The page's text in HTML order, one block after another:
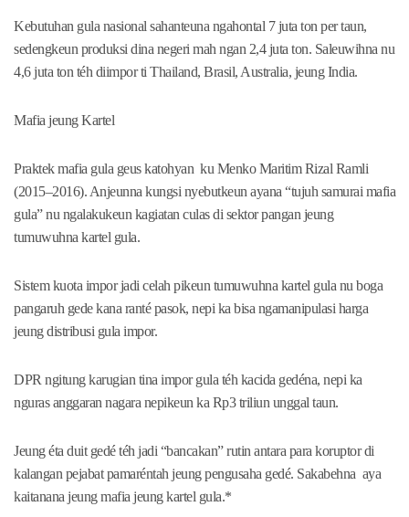
Kebutuhan gula nasional sahanteuna ngahontal 7 juta ton per taun,
sedengkeun produksi dina negeri mah ngan 2,4 juta ton. Saleuwihna nu
4,6 juta ton téh diimpor ti Thailand, Brasil, Australia, jeung India.
Mafia jeung Kartel
Praktek mafia gula geus katohyan ku Menko Maritim Rizal Ramli
(2015–2016). Anjeunna kungsi nyebutkeun ayana “tujuh samurai mafia
gula” nu ngalakukeun kagiatan culas di sektor pangan jeung
tumuwuhna kartel gula.
Sistem kuota impor jadi celah pikeun tumuwuhna kartel gula nu boga
pangaruh gede kana ranté pasok, nepi ka bisa ngamanipulasi harga
jeung distribusi gula impor.
DPR ngitung karugian tina impor gula téh kacida gedéna, nepi ka
nguras anggaran nagara nepikeun ka Rp3 triliun unggal taun.
Jeung éta duit gedé téh jadi “bancakan” rutin antara para koruptor di
kalangan pejabat pamaréntah jeung pengusaha gedé. Sakabehna aya
kaitanana jeung mafia jeung kartel gula.*